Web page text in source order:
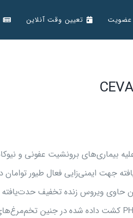
عضویت تعیین وقت آنلاین
علیه بیماری‌های برونشیت عفونی و
جهت ایمنی‌زایی فعال طیور